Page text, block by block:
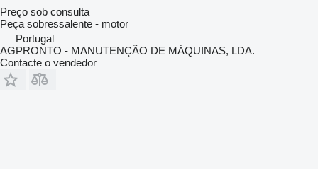
Preço sob consulta
Peça sobressalente - motor
Portugal
AGPRONTO - MANUTENÇÃO DE MÁQUINAS, LDA.
Contacte o vendedor